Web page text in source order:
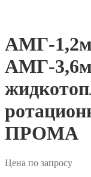
АМГ-
АМГ-
ПРОМА
Цена по запросу